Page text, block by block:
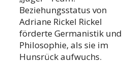
Beziehungsstatus von
Adriane Rickel Rickel
förderte Germanistik und
Philosophie, als sie im
Hunsrück aufwuchs.